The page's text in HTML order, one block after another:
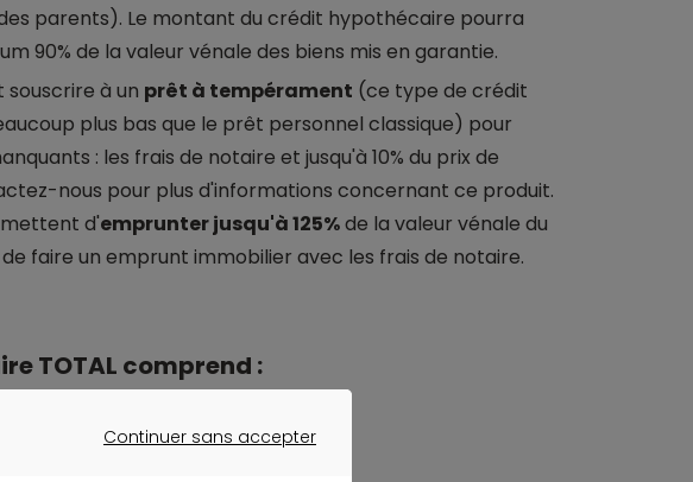
parents). Le montant du crédit hypothécaire pourra
90% de la valeur vénale des biens mis en garantie.
à un prêt à tempérament (ce type de crédit
plus bas que le prêt personnel classique) pour
: les frais de notaire et jusqu'à 10% du prix de
nous pour plus d'informations concernant ce produit.
d'emprunter jusqu'à 125%de la valeur vénale du
faire un emprunt immobilier avec les frais de notaire.
TOTAL comprend :
Continuer sans accepter